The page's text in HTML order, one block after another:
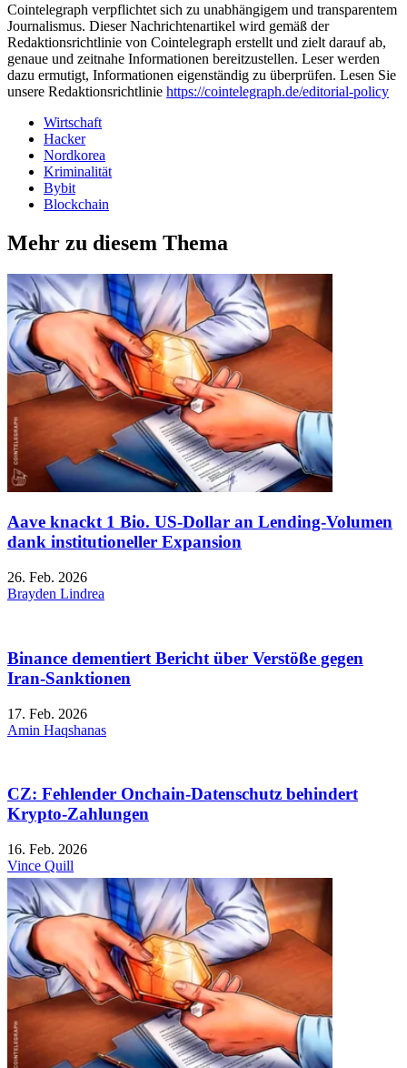
Cointelegraph verpflichtet sich zu unabhängigem und transparentem
Journalismus. Dieser Nachrichtenartikel wird gemäß der
Redaktionsrichtlinie von Cointelegraph erstellt und zielt darauf ab,
genaue und zeitnahe Informationen bereitzustellen. Leser werden
dazu ermutigt, Informationen eigenständig zu überprüfen. Lesen Sie
unsere Redaktionsrichtlinie https://cointelegraph.de/editorial-policy
Wirtschaft
Hacker
Nordkorea
Kriminalität
Bybit
Blockchain
Mehr zu diesem Thema
Aave knackt 1 Bio. US-Dollar an Lending-Volumen
dank institutioneller Expansion
26. Feb. 2026
Brayden Lindrea
Binance dementiert Bericht über Verstöße gegen
Iran-Sanktionen
17. Feb. 2026
Amin Haqshanas
CZ: Fehlender Onchain-Datenschutz behindert
Krypto-Zahlungen
16. Feb. 2026
Vince Quill